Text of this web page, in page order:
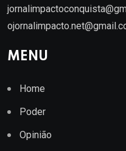
MENU
Home
Poder
Opinião